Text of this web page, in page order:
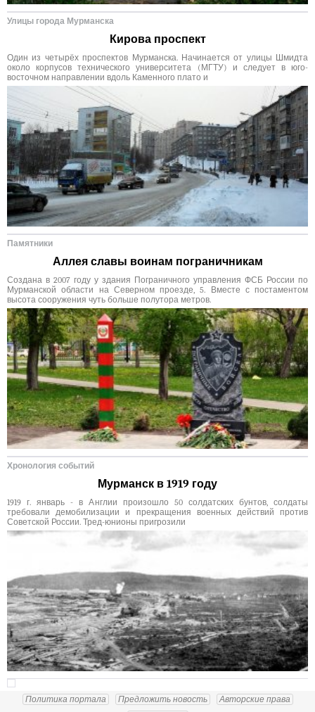
Улицы города Мурманска
Кирова проспект
Один из четырёх проспектов Мурманска. Начинается от улицы Шмидта
около корпусов технического университета (МГТУ) и следует в юго-
восточном направлении вдоль Каменного плато и
Памятники
Аллея славы воинам пограничникам
Создана в 2007 году у здания Пограничного управления ФСБ России по
Мурманской области на Северном проезде, 5. Вместе с постаментом
высота сооружения чуть больше полутора метров.
Хронология событий
Мурманск в 1919 году
1919 г. январь - в Англии произошло 50 солдатских бунтов, солдаты
требовали демобилизации и прекращения военных действий против
Советской России. Тред-юнионы пригрозили
Политика портала Предложить новость
Авторские права